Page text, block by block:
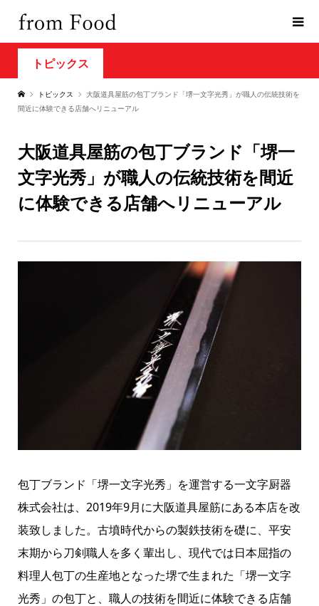
トピックス
トピックス
大阪道具屋筋の包丁ブランド「堺一文字光秀」が職人の伝統技術を
間近に体験できる店舗へリニューアル
大阪道具屋筋の包丁ブランド「堺一
文字光秀」が職人の伝統技術を間近
に体験できる店舗へリニューアル
包丁ブランド「堺一文字光秀」を運営する一文字厨器
株式会社は、2019年9月に大阪道具屋筋にある本店を改
装致しました。古墳時代からの製鉄技術を礎に、平安
末期から刀剣職人を多く輩出し、現代では日本屈指の
料理人包丁の生産地となった堺で生まれた「堺一文字
光秀」の包丁と、職人の技術を間近に体験できる店舗